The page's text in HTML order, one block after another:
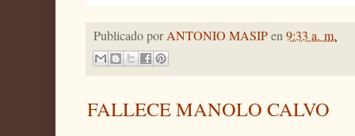
Publicado porANTONIO MASIPen9:33 a. m.
FALLECE MANOLO CALVO